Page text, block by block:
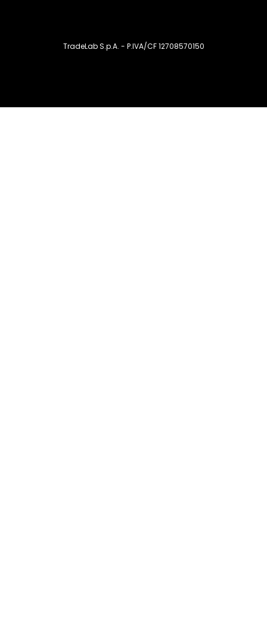
TradeLab S.p.A. - P.IVA/CF 12708570150